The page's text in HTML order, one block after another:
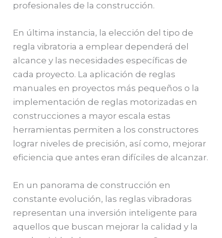
profesionales de la construcción.
En última instancia, la elección del tipo de
regla vibratoria a emplear dependerá del
alcance y las necesidades específicas de
cada proyecto. La aplicación de reglas
manuales en proyectos más pequeños o la
implementación de reglas motorizadas en
construcciones a mayor escala estas
herramientas permiten a los constructores
lograr niveles de precisión, así como, mejorar
eficiencia que antes eran difíciles de alcanzar.
En un panorama de construcción en
constante evolución, las reglas vibradoras
representan una inversión inteligente para
aquellos que buscan mejorar la calidad y la